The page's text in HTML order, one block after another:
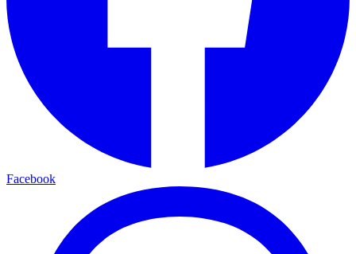
Facebook